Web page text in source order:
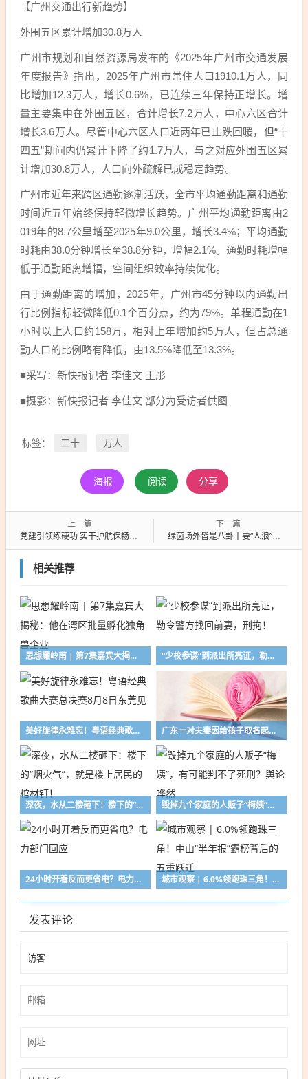
【广州交通出行新趋势】
外围五区累计增加30.8万人
广州市规划和自然资源局发布的《2025年广州市交通发展
年度报告》指出，2025年广州市常住人口1910.1万人，同
比增加12.3万人，增长0.6%，已连续三年保持正增长。增
量主要集中在外围五区，合计增长7.2万人，中心六区合计
增长3.6万人。尽管中心六区人口近两年已止跌回暖，但“十
四五”期间内仍累计下降了约1.7万人，与之对应外围五区累
计增加30.8万人，人口向外疏解已成稳定趋势。
广州市近年来跨区通勤逐渐活跃，全市平均通勤距离和通勤
时间近五年始终保持轻微增长趋势。广州平均通勤距离由2
019年的8.7公里增至2025年9.0公里，增长3.4%；平均通勤
时耗由38.0分钟增长至38.8分钟，增幅2.1%。通勤时耗增幅
低于通勤距离增幅，空间组织效率持续优化。
由于通勤距离的增加，2025年，广州市45分钟以内通勤出
行比例指标轻微降低0.1个百分点，约为79%。单程通勤在1
小时以上人口约158万，相对上年增加约5万人，但占总通
勤人口的比例略有降低，由13.5%降低至13.3%。
■采写：新快报记者 李佳文 王彤
■摄影：新快报记者 李佳文 部分为受访者供图
标签： 二十 万人
海报 阅读 分享
上一篇
党建引领练硬功 实干护航保畅通——市政中心开展汛期道路坍塌应急抢修演练
下一篇
绿茵场外皆是八卦丨要“人浪”，人不要“浪”！这个夏天别让任性葬送天赋
相关推荐
思想耀岭南 | 第7集嘉宾大揭秘：他在湾区批量孵化独角兽企业 “少校参谋”到派出所亮证，勒令警方找回前妻，刑拘！
美好旋律永难忘！粤语经典歌曲大赛总决赛8月8日东莞见 广东一对夫妻因给孩子取名起争执，致宝宝2岁还无法落户，经法官劝解后当庭取名
深夜，水从二楼砸下：楼下的“烟火气”，就是楼上居民的棺材钉！ 毁掉九个家庭的人贩子“梅姨”，有可能判不了死刑？舆论哗然
24小时开着反而更省电？电力部门回应 城市观察 | 6.0%领跑珠三角！中山“半年报”霸榜背后的五重跃迁
发表评论